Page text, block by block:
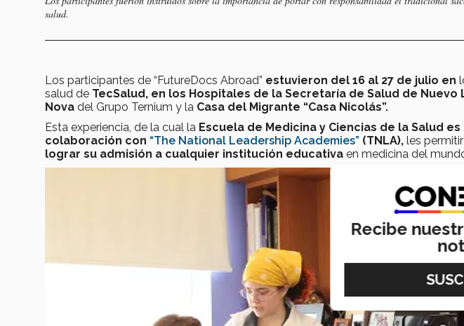
salud.
Los participantes de “FutureDocs Abroad” estuvieron del 16 al 27 de julio en
salud de TecSalud, en los Hospitales de la Secretaría de Salud de Nuevo
Nova del Grupo Ternium y la Casa del Migrante “Casa Nicolás”.
Esta experiencia, de la cual la Escuela de Medicina y Ciencias de la Salud
colaboración con “The National Leadership Academies” (TNLA), les
lograr su admisión a cualquier institución educativa en medicina del
Recibe